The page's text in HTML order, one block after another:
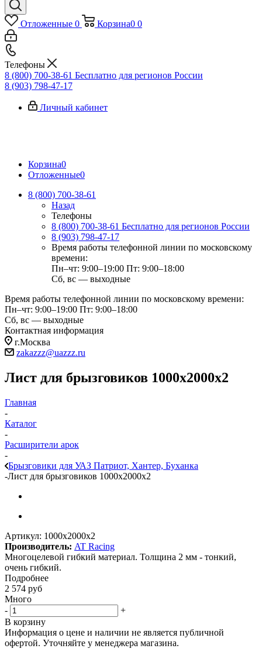
Отложенные 0 Корзина0 0
Телефоны
8 (800) 700-38-61 Бесплатно для регионов России
8 (903) 798-47-17
Личный кабинет
Корзина0
Отложенные0
8 (800) 700-38-61
Назад
Телефоны
8 (800) 700-38-61 Бесплатно для регионов России
8 (903) 798-47-17
Время работы телефонной линии по московскому
времени:
Пн–чт: 9:00–19:00 Пт: 9:00–18:00
Сб, вс — выходные
Время работы телефонной линии по московскому времени:
Пн–чт: 9:00–19:00 Пт: 9:00–18:00
Сб, вс — выходные
Контактная информация
г.Москва
zakazzz@uazzz.ru
Лист для брызговиков 1000х2000х2
Главная
-
Каталог
-
Расширители арок
-
Брызговики для УАЗ Патриот, Хантер, Буханка
-Лист для брызговиков 1000х2000х2
Артикул: 1000х2000х2
Производитель: AT Racing
Многоцелевой гибкий материал. Толщина 2 мм - тонкий,
очень гибкий.
Подробнее
2 574 руб
Много
-
+
В корзину
Информация о цене и наличии не является публичной
офертой. Уточняйте у менеджера магазина.